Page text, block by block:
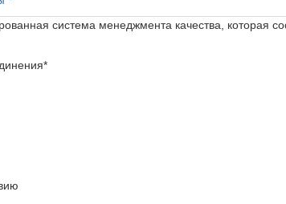
система менеджмента качества, которая